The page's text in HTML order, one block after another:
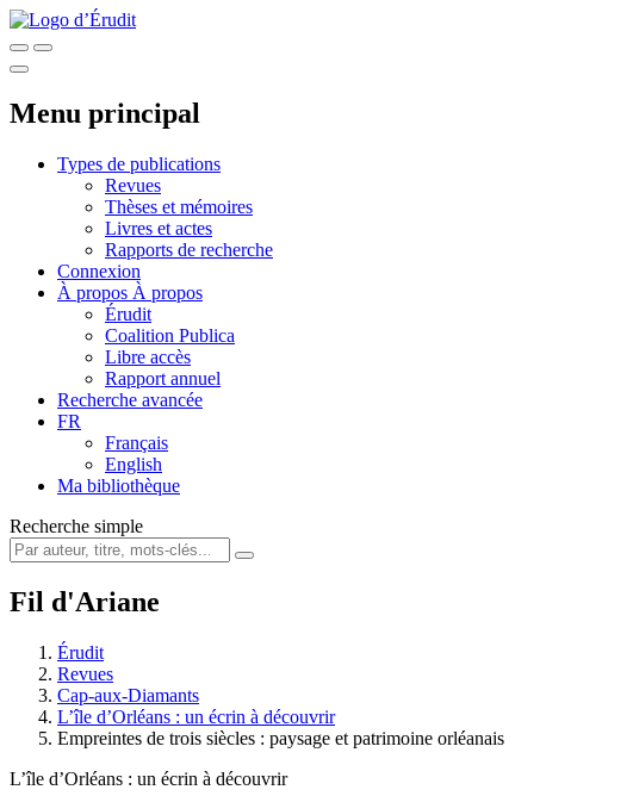
Menu principal
Types de publications
Revues
Thèses et mémoires
Livres et actes
Rapports de recherche
Connexion
À propos À propos
Érudit
Coalition Publica
Libre accès
Rapport annuel
Recherche avancée
FR
Français
English
Ma bibliothèque
Recherche simple
Fil d'Ariane
Érudit
Revues
Cap-aux-Diamants
L’île d’Orléans : un écrin à découvrir
Empreintes de trois siècles : paysage et patrimoine orléanais
L’île d’Orléans : un écrin à découvrir